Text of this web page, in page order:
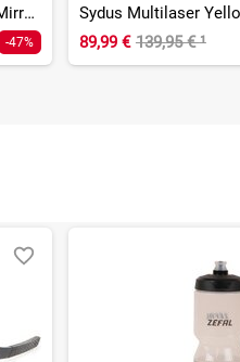
Sportstyle 236 S Set Blue Matt / Mirror Yellow
-47%
89,99 € 139,95 €¹